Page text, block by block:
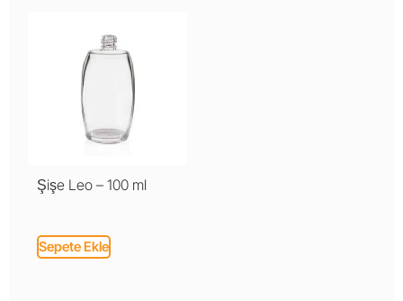
Şişe Leo – 100 ml
Sepete Ekle